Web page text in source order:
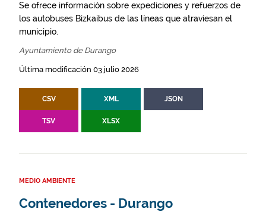
Se ofrece información sobre expediciones y refuerzos de
los autobuses Bizkaibus de las líneas que atraviesan el
municipio.
Ayuntamiento de Durango
Última modificación 03 julio 2026
CSV XML JSON
TSV XLSX
MEDIO AMBIENTE
Contenedores - Durango